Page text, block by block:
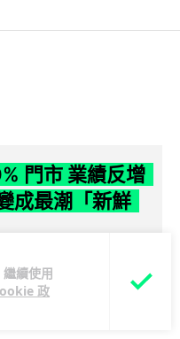
續使用
政
門市 業績反增
成最潮「新鮮
市從 1,000 間大幅減至
1.4 倍。做到「減店增